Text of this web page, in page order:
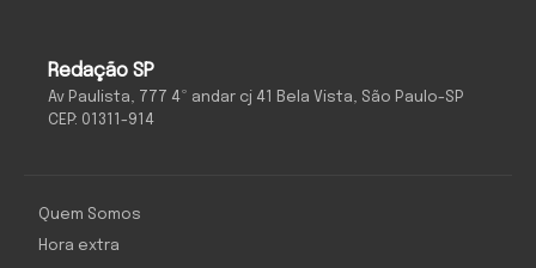
Redação SP
Av Paulista, 777 4º andar cj 41 Bela Vista, São Paulo-SP
CEP: 01311-914
Quem Somos
Hora extra